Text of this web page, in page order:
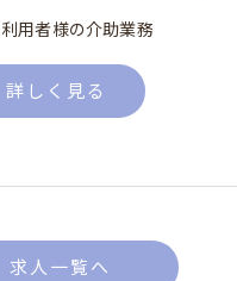
用者様の介助業務
詳しく見る
求人一覧へ